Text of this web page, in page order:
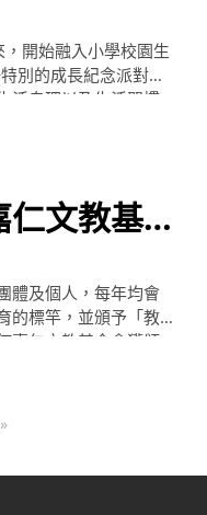
開始融入小學校園生
別的成長紀念派對。
活自理以及生活習慣
的成長派對! 6歲成長
仁文教基
部社會
體及個人，每年均會
的標竿，並頒予「教
嘉仁文教基金會獲頒
了襄助清寒家庭外，
年至今連續擔任教